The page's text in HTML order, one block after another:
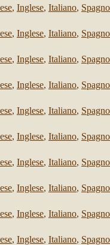
, Inglese, Italiano,
, Inglese, Italiano,
, Inglese, Italiano,
, Inglese, Italiano,
, Inglese, Italiano,
, Inglese, Italiano,
, Inglese, Italiano,
, Inglese, Italiano,
, Inglese, Italiano,
, Inglese, Italiano,